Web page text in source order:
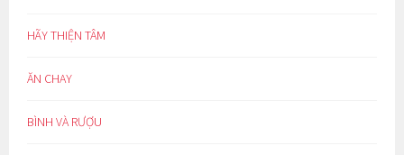
HÃY THIỆN TÂM
ĂN CHAY
BÌNH VÀ RƯỢU